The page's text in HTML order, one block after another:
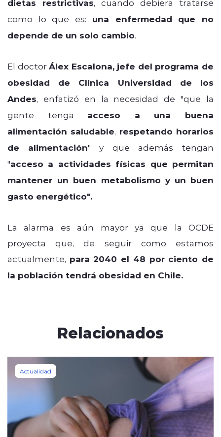
dietas restrictivas, cuando debiera tratarse
como lo que es: una enfermedad que no
depende de un solo cambio.
El doctorÁlex Escalona, jefe del programa de
obesidad de Clínica Universidad de los
Andes, enfatizó en la necesidad de "que la
gente tenga acceso a una buena
alimentación saludable, respetando horarios
de alimentación" y que además tengan
"acceso a actividades físicas que permitan
mantener un buen metabolismo y un buen
gasto energético".
La alarma es aún mayor ya que la OCDE
proyecta que, de seguir como estamos
actualmente, para 2040 el 48 por ciento de
la población tendrá obesidad en Chile.
Relacionados
Actualidad